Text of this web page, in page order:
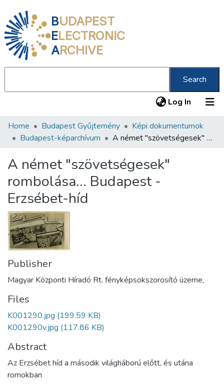
BUDAPEST
ELECTRONIC
ARCHIVE
Search
Log In (current)
Communities & Collections
Statistics
About us
Home Budapest Gyűjtemény
Képi dokumentumok
Budapest-képarchívum
A német "szövetségesek" rombolása... Budapest - Erzsébet-híd
A német "szövetségesek"
rombolása... Budapest -
Erzsébet-híd
Publisher
Magyar Központi Híradó Rt. fényképsokszorosító üzeme,
Files
K001290.jpg (199.59 KB)
K001290v.jpg (117.86 KB)
Abstract
Az Erzsébet híd a második világháború előtt, és utána
romokban